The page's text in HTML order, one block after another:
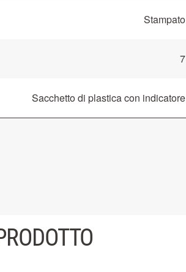
Stampato
7
Sacchetto di plastica con indicatore